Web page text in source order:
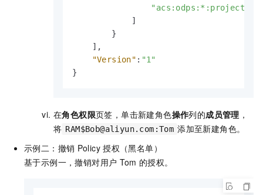
"acs:odps:*:projects/
]
}
] ,
"Version" : "1"
}
在角色权限页签，单击新建角色操作列的成员管理 ，
将 RAM$Bob@aliyun.com:Tom 添加至新建角色。
示例二：撤销 Policy 授权（黑名单）
基于示例一，撤销对用户 Tom 的授权。